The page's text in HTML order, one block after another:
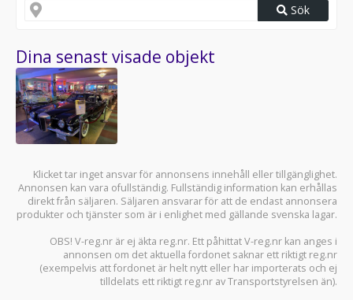
Sök
Dina senast visade objekt
Klicket tar inget ansvar för annonsens innehåll eller tillgänglighet.
Annonsen kan vara ofullständig. Fullständig information kan erhållas
direkt från säljaren. Säljaren ansvarar för att de endast annonsera
produkter och tjänster som är i enlighet med gällande svenska lagar.
OBS! V-reg.nr är ej äkta reg.nr. Ett påhittat V-reg.nr kan anges i
annonsen om det aktuella fordonet saknar ett riktigt reg.nr
(exempelvis att fordonet är helt nytt eller har importerats och ej
tilldelats ett riktigt reg.nr av Transportstyrelsen än).